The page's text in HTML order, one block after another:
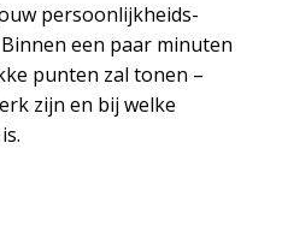
persoonlijkheids­
een paar minuten
punten zal tonen –
zijn en bij welke